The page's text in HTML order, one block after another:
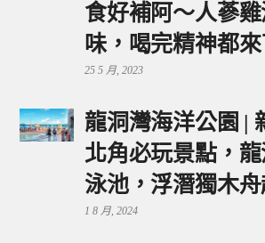
食好補阿～人蔘
味，喝完精神都來
25 5 月, 2023
龍洞灣海洋公園 |
北角必玩景點，
泳池，浮潛獨木
1 8 月, 2024